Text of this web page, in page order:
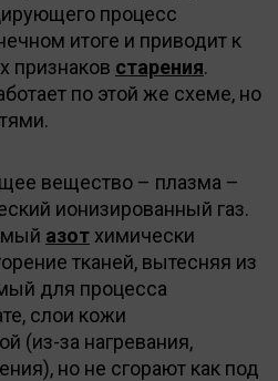
процесс
итоге и приводит к
старения.
по этой же схеме, но
вещество – плазма –
ионизированный газ.
азот химически
тканей, вытесняя из
для процесса
слои кожи
(из-за нагревания,
но не сгорают как под